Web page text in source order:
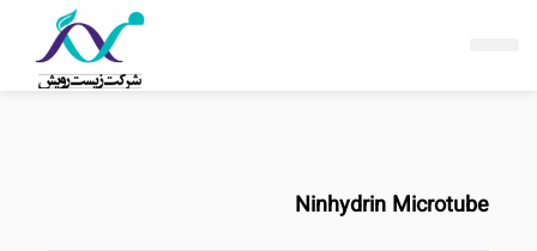
Ninhydrin Microtube